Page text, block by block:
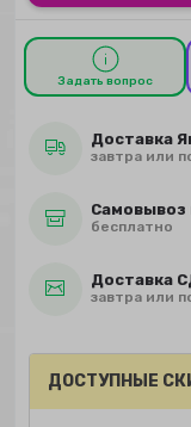
Задать вопрос
Доставка
завтра или
Самовывоз
бесплатно
Доставка
завтра или
ДОСТУПНЫЕ